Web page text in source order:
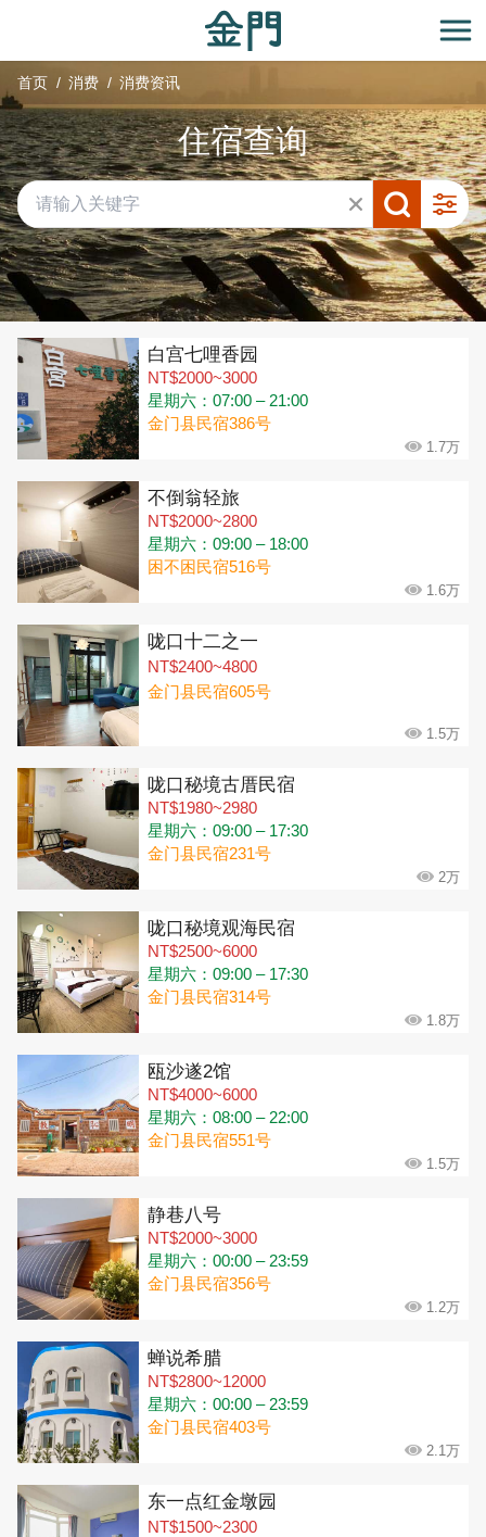
主
要
内
容
区
块
开
首页 消费 消费资讯
住宿查询
共有 315 间店家
白宫七哩香园
NT$2000~3000
星期六：07:00 – 21:00
金门县民宿386号
1.7万
不倒翁轻旅
NT$2000~2800
星期六：09:00 – 18:00
困不困民宿516号
1.6万
咙口十二之一
NT$2400~4800
金门县民宿605号
1.5万
咙口秘境古厝民宿
NT$1980~2980
星期六：09:00 – 17:30
金门县民宿231号
2万
咙口秘境观海民宿
NT$2500~6000
星期六：09:00 – 17:30
金门县民宿314号
1.8万
瓯沙遂2馆
NT$4000~6000
星期六：08:00 – 22:00
金门县民宿551号
1.5万
静巷八号
NT$2000~3000
星期六：00:00 – 23:59
金门县民宿356号
1.2万
蝉说希腊
NT$2800~12000
星期六：00:00 – 23:59
金门县民宿403号
2.1万
东一点红金墩园
NT$1500~2300